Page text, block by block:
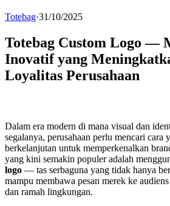
Totebag·31/10/2025
Totebag Custom Logo —
Inovatif yang
Loyalitas Perusahaan
Dalam era modern di mana visual dan
segalanya, perusahaan perlu mencari cara
berkelanjutan untuk memperkenalkan
yang kini semakin populer adalah
logo — tas serbaguna yang tidak hanya
mampu membawa pesan merek ke
dan ramah lingkungan.